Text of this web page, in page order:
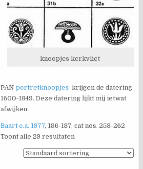
knoopjes kerkvliet
PAN portretknoopjes krijgen de datering
1600-1849. Deze datering lijkt mij ietwat
afwijken.
Baart e.a. 1977, 186-187, cat nos. 258-262
Toont alle 29 resultaten